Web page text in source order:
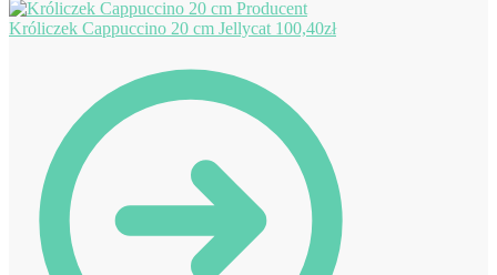
Króliczek Cappuccino 20 cm Jellycat 100,40zł